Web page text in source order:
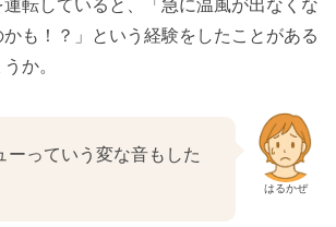
転していると、「急に温風が出なくな
も！？」という経験をしたことがある
か。
はるかぜ
ーっていう変な音もした